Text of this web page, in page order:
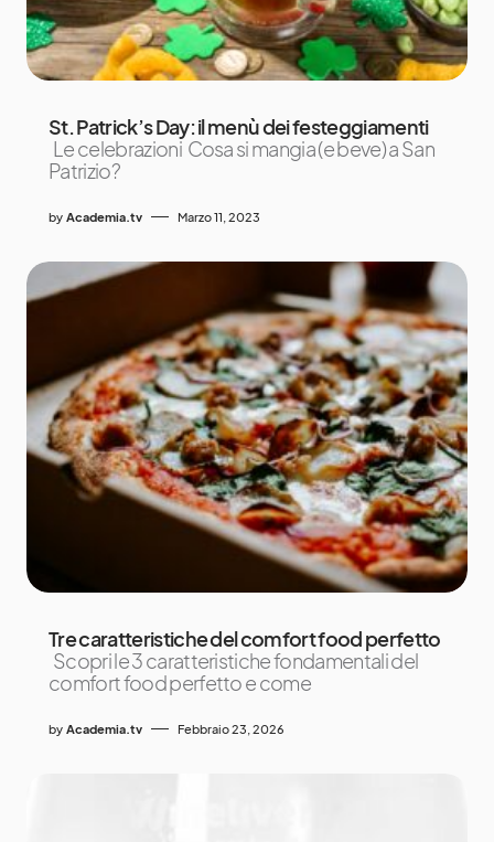
St. Patrick’s Day: il menù dei festeggiamenti
Le celebrazioni Cosa si mangia (e beve) a San
Patrizio?
by Academia.tv Marzo 11, 2023
Tre caratteristiche del comfort food perfetto
Scopri le 3 caratteristiche fondamentali del
comfort food perfetto e come
by Academia.tv Febbraio 23, 2026